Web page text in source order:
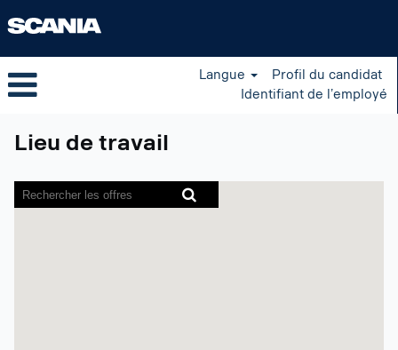
Langue
Profil du candidat
Identifiant de l’employé
Lieu de travail
Les
lecteurs